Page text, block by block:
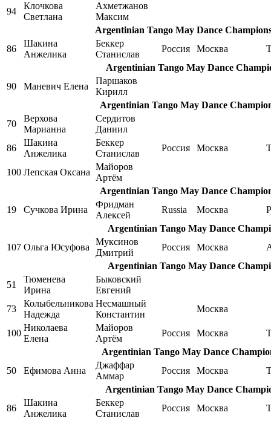
94
Клочкова
Светлана
Ахметжанов
Максим
Argentinian Tango May Dance
86
Шакина
Анжелика
Беккер
Станислав
Россия Москва
Argentinian Tango May Dance
90
Маневич Елена
Паршаков
Кирилл
Argentinian Tango May Dance
70
Верхова
Марианна
Сердитов
Даниил
86
Шакина
Анжелика
Беккер
Станислав
Россия Москва
100 Лепская Оксана
Майоров
Артём
Argentinian Tango May Dance
19
Сучкова Ирина
Фридман
Алексей
Russia Москва
Argentinian Tango May Dance
107 Ольга Юсуфова
Муксинов
Дмитрий
Россия Москва
Argentinian Tango May Dance
51
Тюменева
Ирина
Быковский
Евгений
73
Колыбельникова
Надежда
Несмашный
Константин
Москва
100
Николаева
Елена
Майоров
Артём
Россия Москва
Argentinian Tango May Dance
50
Ефимова Анна
Джаффар
Аммар
Россия Москва
Argentinian Tango May Dance
86
Шакина
Анжелика
Беккер
Станислав
Россия Москва